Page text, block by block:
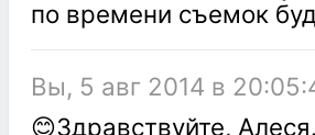
по времени съемок
Вы, 5 авг 2014 в
😊Здравствуйте,